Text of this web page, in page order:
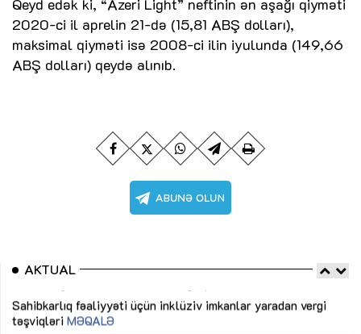
Qeyd edək ki, “Azeri Light” neftinin ən aşağı qiyməti
2020-ci il aprelin 21-də (15,81 ABŞ dolları),
maksimal qiyməti isə 2008-ci ilin iyulunda (149,66
ABŞ dolları) qeydə alınıb.
AKTUAL
Sahibkarlıq fəaliyyəti üçün inklüziv imkanlar yaradan vergi
təşviqləriMƏQALƏ